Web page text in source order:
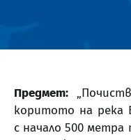
Предмет:
коритото на река
с начало 500